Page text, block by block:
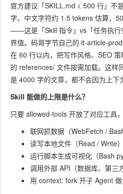
官方建议「SKILL.md < 500 行」不
字、中文字符约 1.5 tokens 估算，
——这是「Skill 指令」vs「任务执行
界值。码哥字节自己的 it-article-
在 60 行以内，把写作风格、SEO
的 references/ 文件按需加载。这样
是 4000 字的文章，都不会因为上下
Skill 能做的上限是什么？
只要 allowed-tools 开放了对应工具
联网抓数据（WebFetch /
读写本地文件（Read / Write）
运行脚本生成可视化（Bash
调用外部 API（数据库、第三
用 context: fork 开子 Agent